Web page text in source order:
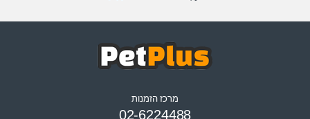
מרכז הזמנות
02-6224488